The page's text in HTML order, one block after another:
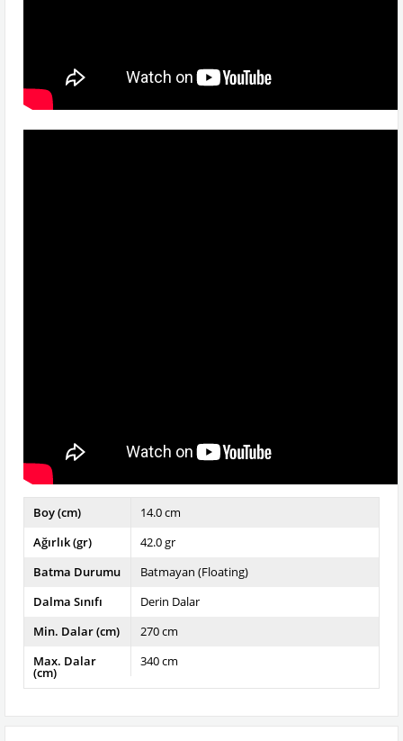
Boy (cm)
14.0 cm
Ağırlık (gr)
42.0 gr
Batma Durumu
Batmayan (Floating)
Dalma Sınıfı
Derin Dalar
Min. Dalar (cm)
270 cm
Max. Dalar
(cm)
340 cm